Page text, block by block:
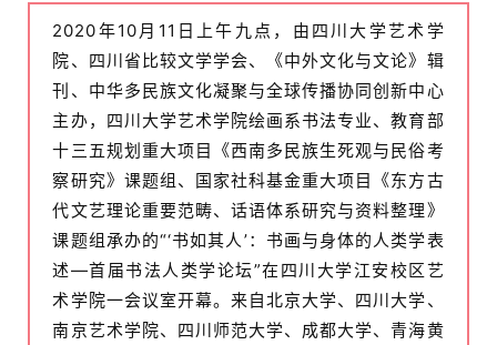
2020年10月11日上午九点，由四川大学艺术学
院、四川省比较文学学会、《中外文化与文论》辑
刊、中华多民族文化凝聚与全球传播协同创新中心
主办，四川大学艺术学院绘画系书法专业、教育部
十三五规划重大项目《西南多民族生死观与民俗考
察研究》课题组、国家社科基金重大项目《东方古
代文艺理论重要范畴、话语体系研究与资料整理》
课题组承办的“‘书如其人’：书画与身体的人类学表
述—首届书法人类学论坛”在四川大学江安校区艺
术学院一会议室开幕。来自北京大学、四川大学、
南京艺术学院、四川师范大学、成都大学、青海黄